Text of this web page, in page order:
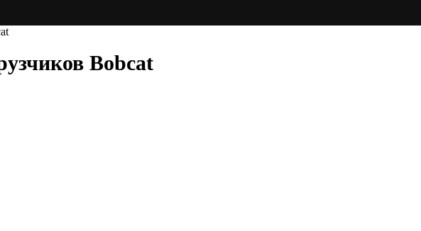
Bobcat